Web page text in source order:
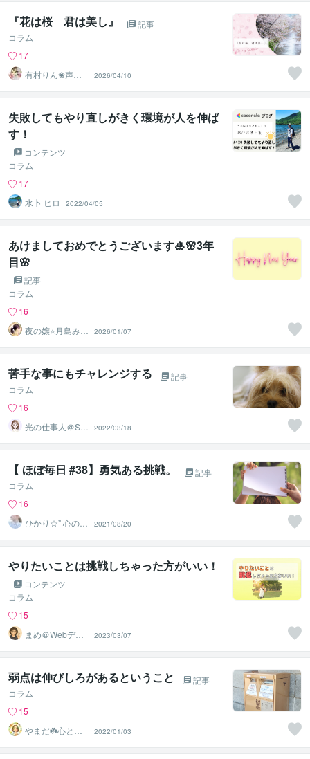
『花は桜 君は美し』
記事
コラム
17
有村りん❀声と
文字で癒します♪
2026/04/10
失敗してもやり直しがきく環境が人を伸ば
す！
コンテンツ
コラム
17
水卜 ヒロ
2022/04/05
あけましておめでとうございます🎍🌸3年
目🌸
記事
コラム
16
夜の嬢⭐月島みと
｜複雑恋愛カウ
ンセラー
2026/01/07
苦手な事にもチャレンジする
記事
コラム
16
光の仕事人＠SA
CHIKO
2022/03/18
【 ほぼ毎日 #38】勇気ある挑戦。
記事
コラム
16
ひかり☆” 心の休
憩室
2021/08/20
やりたいことは挑戦しちゃった方がいい！
コンテンツ
コラム
15
まめ＠Webデザ
イン
2023/03/07
弱点は伸びしろがあるということ
記事
コラム
15
やまだ☘️心と頭
がスッキリ整う
サロン
2022/01/03